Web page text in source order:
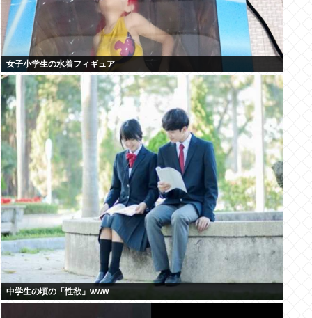
女子小学生の水着フィギュア
中学生の頃の「性欲」www